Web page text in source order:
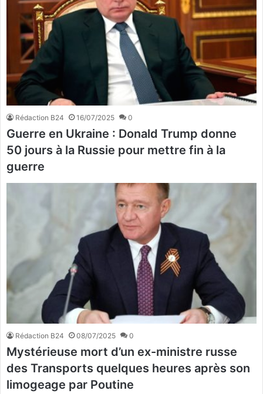
Rédaction B24 16/07/2025 0
Guerre en Ukraine : Donald Trump donne
50 jours à la Russie pour mettre fin à la
guerre
Rédaction B24 08/07/2025 0
Mystérieuse mort d’un ex-ministre russe
des Transports quelques heures après son
limogeage par Poutine